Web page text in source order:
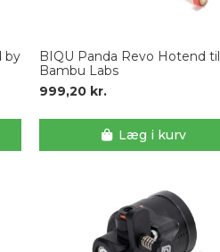
by
BIQU Panda Revo Hotend til
Bambu Labs
999,20 kr.
Læg i kurv